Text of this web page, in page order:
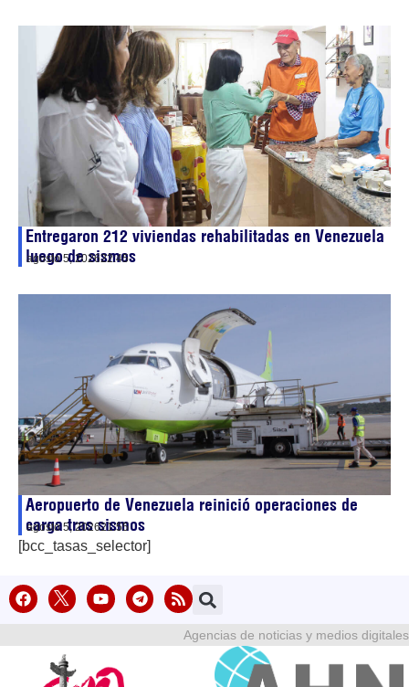
Entregaron 212 viviendas rehabilitadas en Venezuela
luego de sismos
agosto 5, 202622:45
Aeropuerto de Venezuela reinició operaciones de
carga tras sismos
agosto 5, 202621:55
[bcc_tasas_selector]
Agencias de noticias y medios digitales